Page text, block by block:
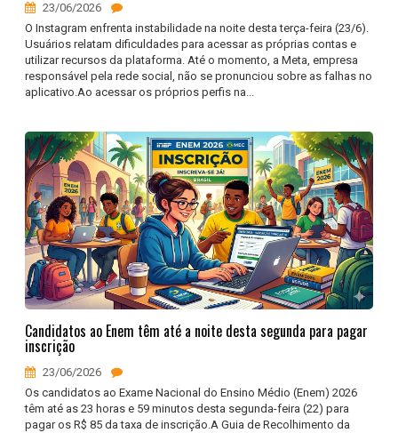
23/06/2026
O Instagram enfrenta instabilidade na noite desta terça-feira (23/6).
Usuários relatam dificuldades para acessar as próprias contas e
utilizar recursos da plataforma. Até o momento, a Meta, empresa
responsável pela rede social, não se pronunciou sobre as falhas no
aplicativo.Ao acessar os próprios perfis na...
Candidatos ao Enem têm até a noite desta segunda para pagar
inscrição
23/06/2026
Os candidatos ao Exame Nacional do Ensino Médio (Enem) 2026
têm até as 23 horas e 59 minutos desta segunda-feira (22) para
pagar os R$ 85 da taxa de inscrição.A Guia de Recolhimento da